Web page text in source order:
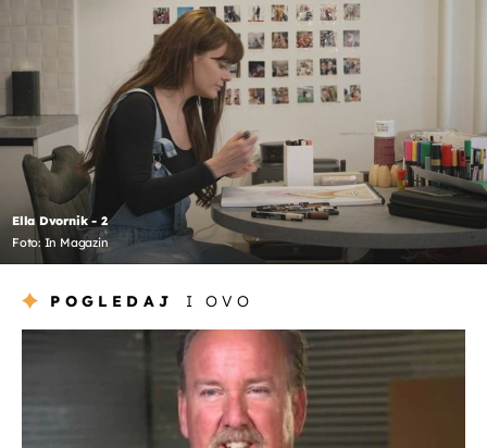
Ella Dvornik - 2
Foto: In Magazin
POGLEDAJ I OVO